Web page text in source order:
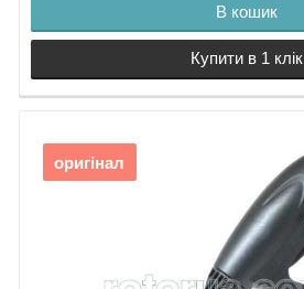
В кошик
Купити в 1 клік
оригінал